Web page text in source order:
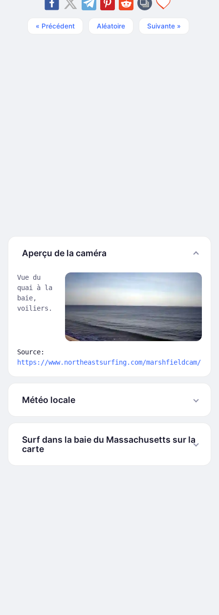
« Précédent Aléatoire Suivante »
Aperçu de la caméra
Vue du
quai à la
baie,
voiliers.
Source:
https://www.northeastsurfing.com/marshfieldcam/
Météo locale
Surf dans la baie du Massachusetts sur la
carte